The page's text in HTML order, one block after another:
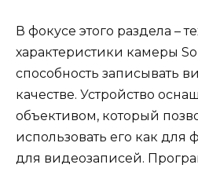
В фокусе этого раздела –
характеристики камеры
способность записывать
качестве. Устройство
объективом, который
использовать его как для
для видеозаписей.